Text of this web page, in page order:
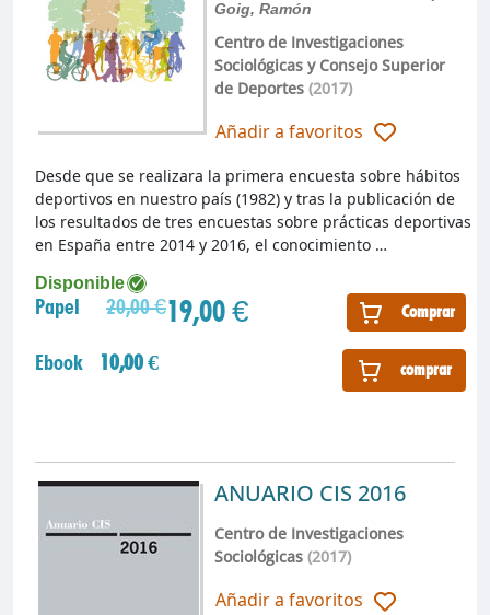
Goig, Ramón
Centro de Investigaciones
Sociológicas y Consejo Superior
de Deportes (2017)
Añadir a favoritos
Disponible
Papel 20,00 €19,00 € Comprar
Ebook 10,00 € comprar
Desde que se realizara la primera encuesta sobre hábitos
deportivos en nuestro país (1982) y tras la publicación de
los resultados de tres encuestas sobre prácticas deportivas
en España entre 2014 y 2016, el conocimiento …
ANUARIO CIS 2016
Centro de Investigaciones
Sociológicas(2017)
Añadir a favoritos